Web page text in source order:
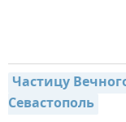
Частицу
Севастополь